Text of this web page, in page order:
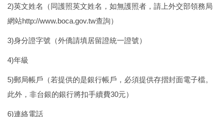
2)英文姓名（同護照英文姓名，如無護照者，請上外交部領務局
網站http://www.boca.gov.tw查詢）
3)身分證字號（外僑請填居留證統一證號）
4)年級
5)郵局帳戶（若提供的是銀行帳戶，必須提供存摺封面電子檔。
此外，非台銀的銀行將扣手續費30元）
6)連絡電話